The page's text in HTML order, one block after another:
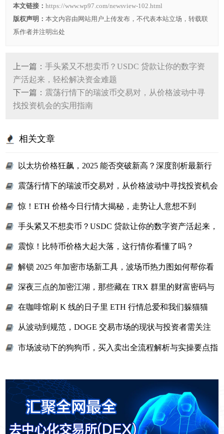
本文链接： https://www.wp97.com/newsview-102.html
版权声明： 本文内容由网站用户上传发布，不代表本站立场，转载联
系作者并注明出处
上一篇： 手头紧又不想卖币？USDC 贷款让你的数字资
产活起来，轻松解决资金难题
下一篇： 震荡行情下的瑞波币交易对，从价格波动中寻
找投资机会的实用指南
相关文章
以太坊价格狂飙，2025 能否突破新高？深度剖析最新行
震荡行情下的瑞波币交易对，从价格波动中寻找投资机会
惊！ETH 价格今日行情大揭秘，走势让人意想不到
手头紧又不想卖币？USDC 贷款让你的数字资产活起来，
震惊！比特币价格大起大落，这行情你看懂了吗？
解锁 2025 年加密市场新工具，波场币热力图如何帮你看
深夜三点的加密江湖，那些藏在 TRX 群里的财富密码与
在咖啡馆刷 K 线的日子里 ETH 行情总爱和我们躲猫猫
从波动到规范，DOGE 交易市场的现状与投资者需关注
市场波动下的狗狗币，买入卖出全流程解析与实操要点指